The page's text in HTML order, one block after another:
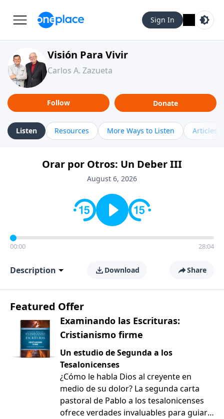
Sign In
Visión Para Vivir
Carlos A. Zazueta
Follow Donate
Listen Resources More Ways to Listen Articles
Orar por Otros: Un Deber III
August 6, 2026
00:00 28:04
Description Download Share
Featured Offer
Examinando las Escrituras:
Cristianismo firme
Un estudio de Segunda a los
Tesalonicenses
¿Cómo le habla Dios al creyente en
medio de su dolor? La segunda carta
pastoral de Pablo a los tesalonicenses
ofrece verdades invaluables para guiar a